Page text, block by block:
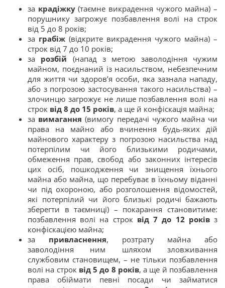
за крадіжку(таємне викрадення чужого майна) –
порушнику загрожує позбавлення волі на строк
від 5 до 8 років;
за грабіж (відкрите викрадення чужого майна) –
строк від 7 до 10 років;
за розбій (напад з метою заволодіння чужим
майном, поєднаний із насильством, небезпечним
для життя чи здоров’я особи, яка зазнала нападу,
або з погрозою застосування такого насильства) –
злочинцю загрожує не лише позбавлення волі на
строк від 8 до 15 років, а ще й конфіскація майна;
за вимагання (вимогу передачі чужого майна чи
права на майно або вчинення будь-яких дій
майнового характеру з погрозою насильства над
потерпілим чи його близькими родичами,
обмеження прав, свобод або законних інтересів
цих осіб, пошкодження чи знищення їхнього
майна або майна, що перебуває в їхньому віданні
чи під охороною, або розголошення відомостей,
які потерпілий чи його близькі родичі бажають
зберегти в таємниці) – покарання становитиме:
позбавлення волі на строк від 7 до 12 роківз
конфіскацією майна;
за привласнення, розтрату майна або
заволодіння ним шляхом зловживання
службовим становищем, – не тільки позбавлення
волі на строк від 5 до 8 років, а ще й позбавлення
права обіймати певні посади чи займатися